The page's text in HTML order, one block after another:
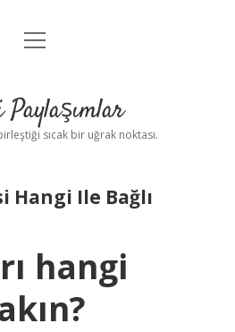
Anasayfa
Uyarı
menüyü
sıcak bir uğrak noktası.
Hangi Ile Bağlı
hangi